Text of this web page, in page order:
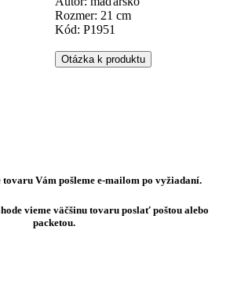
Rozmer: 21 cm
Kód: P1951
Otázka k produktu
Vám pošleme e-mailom po vyžiadaní.
vieme väčšinu tovaru poslať poštou alebo
packetou.